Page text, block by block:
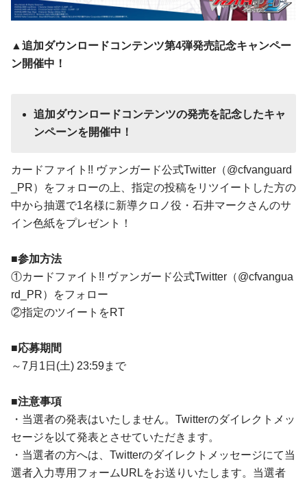
▲追加ダウンロードコンテンツ第4弾発売記念キャンペー
ン開催中！
追加ダウンロードコンテンツの発売を記念したキャ
ンペーンを開催中！
カードファイト!! ヴァンガード公式Twitter（@cfvanguard
_PR）をフォローの上、指定の投稿をリツイートした方の
中から抽選で1名様に新導クロノ役・石井マークさんのサ
イン色紙をプレゼント！
■参加方法
①カードファイト!! ヴァンガード公式Twitter（@cfvangua
rd_PR）をフォロー
②指定のツイートをRT
■応募期間
～7月1日(土) 23:59まで
■注意事項
・当選者の発表はいたしません。Twitterのダイレクトメッ
セージを以て発表とさせていただきます。
・当選者の方へは、Twitterのダイレクトメッセージにて当
選者入力専用フォームURLをお送りいたします。当選者